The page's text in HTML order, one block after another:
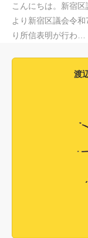
こんにちは。新宿
より新宿区議会令
り所信表明が行わ…
渡